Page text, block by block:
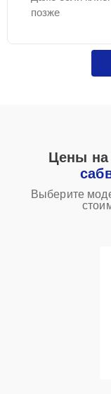
позже
Цены на
Выберите